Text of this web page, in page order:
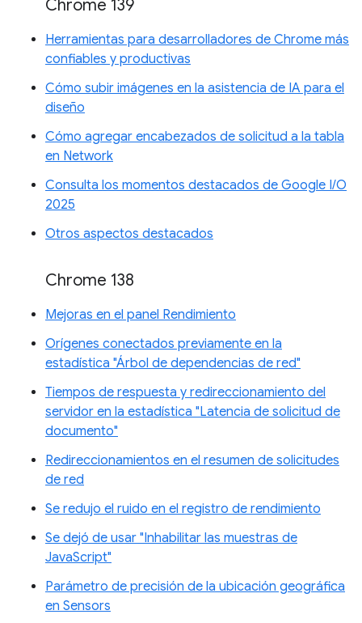
Chrome 139
Herramientas para desarrolladores de Chrome más
confiables y productivas
Cómo subir imágenes en la asistencia de IA para el
diseño
Cómo agregar encabezados de solicitud a la tabla
en Network
Consulta los momentos destacados de Google I/O
2025
Otros aspectos destacados
Chrome 138
Mejoras en el panel Rendimiento
Orígenes conectados previamente en la
estadística "Árbol de dependencias de red"
Tiempos de respuesta y redireccionamiento del
servidor en la estadística "Latencia de solicitud de
documento"
Redireccionamientos en el resumen de solicitudes
de red
Se redujo el ruido en el registro de rendimiento
Se dejó de usar "Inhabilitar las muestras de
JavaScript"
Parámetro de precisión de la ubicación geográfica
en Sensors